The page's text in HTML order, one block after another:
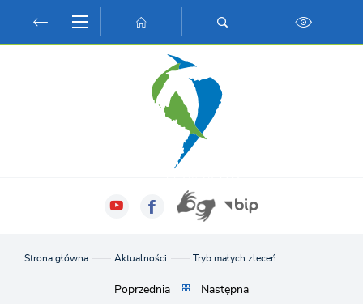
Przejdź do wyszukiwarki.
Przejdź do ustawień wielkości czcionki.
Włącz wersję kontrastową strony.
Strona główna Aktualności Tryb małych zleceń
Poprzednia Następna